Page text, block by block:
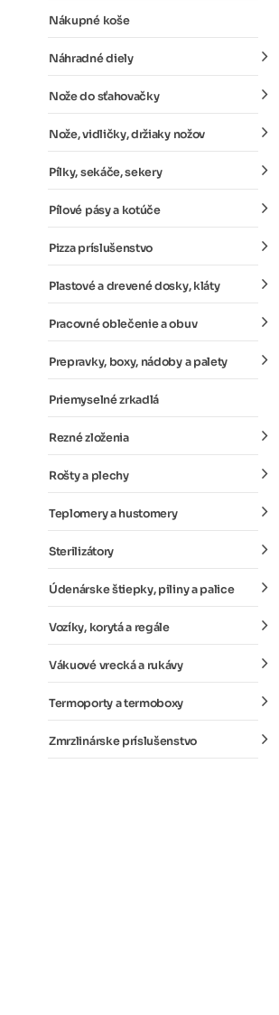
Nákupné koše
Náhradné diely
Nože do sťahovačky
Nože, vidličky, držiaky nožov
Pílky, sekáče, sekery
Pílové pásy a kotúče
Pizza príslušenstvo
Plastové a drevené dosky, kláty
Pracovné oblečenie a obuv
Prepravky, boxy, nádoby a palety
Priemyselné zrkadlá
Rezné zloženia
Rošty a plechy
Teplomery a hustomery
Sterilizátory
Údenárske štiepky, piliny a palice
Vozíky, korytá a regále
Vákuové vrecká a rukávy
Termoporty a termoboxy
Zmrzlinárske príslušenstvo